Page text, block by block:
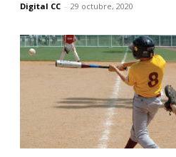
Digital CC - 29 octubre, 2020